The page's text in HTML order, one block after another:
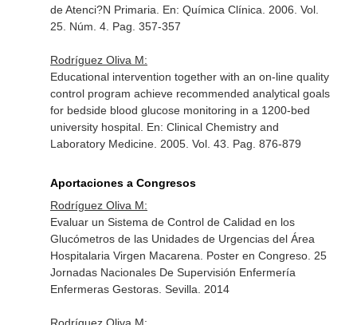
de Atenci?N Primaria. En: Química Clínica . 2006. Vol.
25. Núm. 4. Pag. 357-357
Rodríguez Oliva M:
Educational intervention together with an on-line quality
control program achieve recommended analytical goals
for bedside blood glucose monitoring in a 1200-bed
university hospital. En: Clinical Chemistry and
Laboratory Medicine. 2005. Vol. 43. Pag. 876-879
Aportaciones a Congresos
Rodríguez Oliva M:
Evaluar un Sistema de Control de Calidad en los
Glucómetros de las Unidades de Urgencias del Área
Hospitalaria Virgen Macarena. Poster en Congreso. 25
Jornadas Nacionales De Supervisión Enfermería
Enfermeras Gestoras. Sevilla. 2014